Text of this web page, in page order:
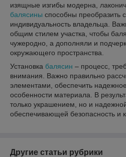
изящные изгибы модерна,
балясины способны преобразить
индивидуальность владельца.
общим стилем участка, чтобы
чужеродно, а дополняли и
окружающего пространства.
Установка балясин – процесс,
внимания. Важно правильно
элементами, обеспечить
особенности материала. В
только украшением, но и
обеспечивающей безопасность и
Другие статьи рубрики